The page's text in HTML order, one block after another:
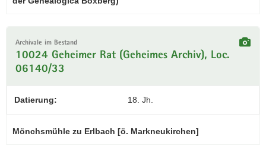
Archivale im Bestand
10024 Geheimer Rat (Geheimes Archiv), Loc.
06140/33
Datierung: 18. Jh.
Mönchsmühle zu Erlbach [ö. Markneukirchen]